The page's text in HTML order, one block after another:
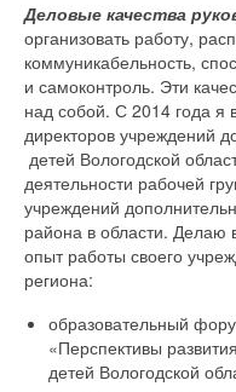
Деловые качества
организовать работу,
коммуникабельность,
и самоконтроль. Эти
над собой. С 2014 года я
директоров учреждений
детей Вологодской
деятельности рабочей
учреждений
района в области. Делаю
опыт работы своего
региона:
образовательный
«Перспективы
детей Вологодской